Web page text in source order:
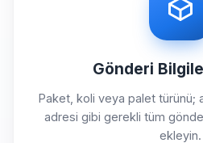
Gönderi
Paket, koli veya palet türünü;
adresi gibi gerekli tüm
ekleyin.